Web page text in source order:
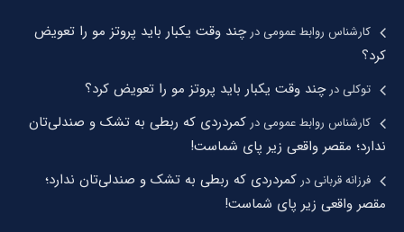
کارشناس روابط عمومیدرچند وقت یکبار باید پروتز مو را تعویض
کرد؟
توکلیدرچند وقت یکبار باید پروتز مو را تعویض کرد؟
کارشناس روابط عمومیدر کمردردی که ربطی به تشک و صندلی‌تان
ندارد؛ مقصر واقعی زیر پای شماست!
فرزانه قربانیدر کمردردی که ربطی به تشک و صندلی‌تان ندارد؛
مقصر واقعی زیر پای شماست!